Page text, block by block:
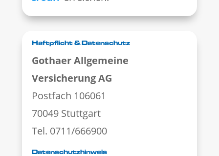
Haftpflicht & Datenschutz
Gothaer Allgemeine
Versicherung AG
Postfach 106061
70049 Stuttgart
Tel. 0711/666900
Datenschutzhinweis